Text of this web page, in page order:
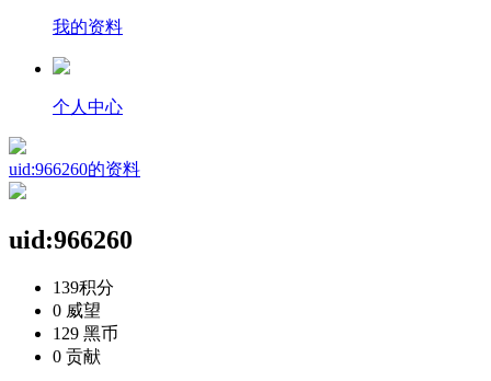
我的资料
个人中心
uid:966260的资料
uid:966260
139积分
0 威望
129 黑币
0 贡献